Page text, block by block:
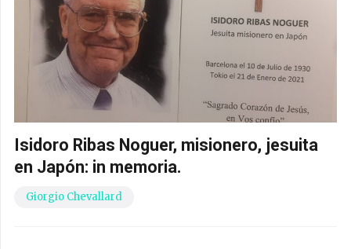
Isidoro Ribas Noguer, misionero, jesuita
en Japón: in memoria.
Giorgio Chevallard